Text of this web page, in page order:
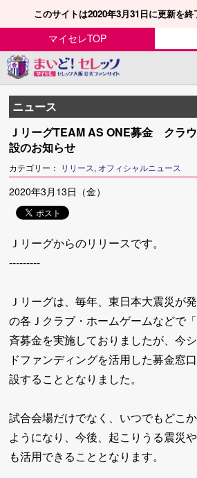
このサイトは2020年3月31日に更新を終
マイセレTOP
ニュース
ＪリーグTEAM AS ONE募金 クラ
設のお知らせ
カテゴリー： リリース, オフィシャルニュース
2020年3月13日（金）
Ｊリーグからのリリースです。
---------
Ｊリーグは、毎年、東日本大震災が
の各Ｊクラブ・ホームゲームなどで
斉募金を実施しておりましたが、今
ドファンディングを活用した募金窓
設することとなりました。
試合会場だけでなく、いつでもどこ
ようになり、今後、起こりうる震災
も活用できることとなります。